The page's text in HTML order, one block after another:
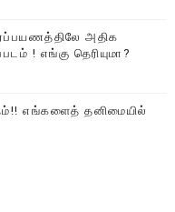
அதிக
! எங்கு தெரியுமா?
எங்களைத் தனிமையில்